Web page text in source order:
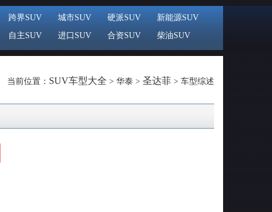
跨界SUV 城市SUV 硬派SUV
新能源SUV
自主SUV
进口SUV 合资SUV 柴油SUV
当前位置： SUV车型大全 > 华泰 > 圣达菲 > 车型综述